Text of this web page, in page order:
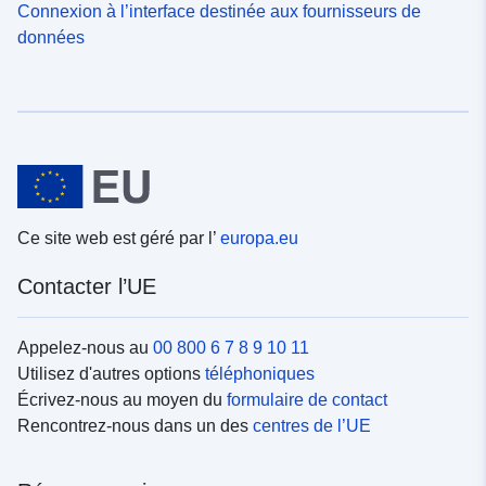
Connexion à l’interface destinée aux fournisseurs de
données
Ce site web est géré par l’ europa.eu
Contacter l’UE
Appelez-nous au 00 800 6 7 8 9 10 11
Utilisez d'autres options téléphoniques
Écrivez-nous au moyen du formulaire de contact
Rencontrez-nous dans un des centres de l’UE